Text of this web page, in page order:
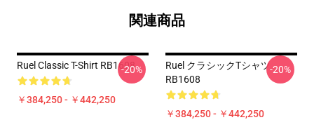
関連商品
Ruel Classic T-Shirt RB1608
￥384,250 - ￥442,250
-20%
Ruel クラシックTシャツ
RB1608
￥384,250 - ￥442,250
-20%